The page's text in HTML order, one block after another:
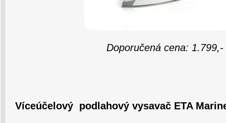
Doporučená cena: 1.799,-
Víceúčelový podlahový vysavač ETA